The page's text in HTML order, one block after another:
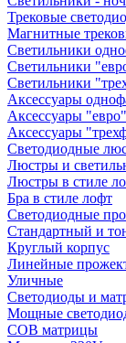
Трековые
Магнитные
Светильники
Светильники
Светильники
Аксессуары
Аксессуары
Аксессуары
Светодиодные
Люстры и
Люстры в стиле
Бра в стиле лофт
Светодиодные
Стандартный и
Круглый корпус
Линейные
Уличные
Светодиоды и
Мощные
COB матрицы